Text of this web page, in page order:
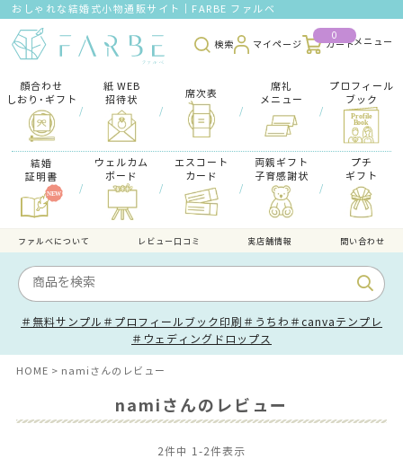
おしゃれな結婚式小物通販サイト｜FARBE ファルベ
検索 マイページ
0
カート
顔合わせ
しおり･ギフト
/
紙 WEB
招待状
/
席次表
/
席礼
メニュー
/
プロフィール
ブック
結婚
証明書
/
ウェルカム
ボード
/
エスコート
カード
/
両親ギフト
子育感謝状
/
プチ
ギフト
ファルべについて レビュー口コミ 実店舗情報 問い合わせ
＃無料サンプル ＃プロフィールブック印刷 ＃うちわ ＃canvaテンプレ
＃ウェディングドロップス
HOME namiさんのレビュー
namiさんのレビュー
2件中 1 -2件表示